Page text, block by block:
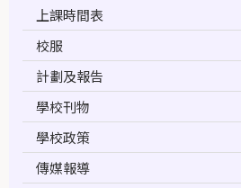
上課時間表
校服
計劃及報告
學校刊物
學校政策
傳媒報導